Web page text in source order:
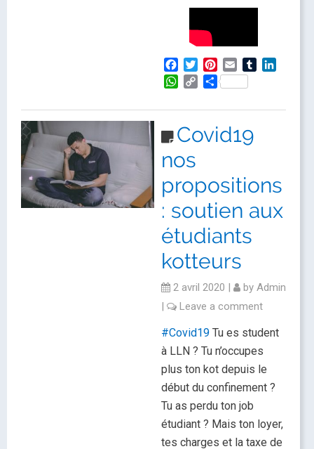
Facebook
TwitterPinterest
Email Tumblr
WhatsApp
CopyPartager
Covid19
nos
propositions
: soutien aux
étudiants
kotteurs
2 avril 2020 | by Admin
|
Leave a comment
#Covid19 Tu es student
à LLN ? Tu n’occupes
plus ton kot depuis le
début du confinement ?
Tu as perdu ton job
étudiant ? Mais ton loyer,
tes charges et la taxe de